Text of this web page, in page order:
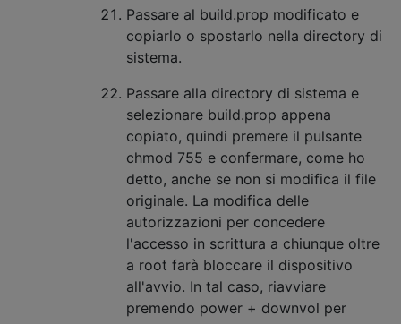
Passare al build.prop modificato e
copiarlo o spostarlo nella directory di
sistema.
Passare alla directory di sistema e
selezionare build.prop appena
copiato, quindi premere il pulsante
chmod 755 e confermare, come ho
detto, anche se non si modifica il file
originale. La modifica delle
autorizzazioni per concedere
l'accesso in scrittura a chiunque oltre
a root farà bloccare il dispositivo
all'avvio. In tal caso, riavviare
premendo power + downvol per